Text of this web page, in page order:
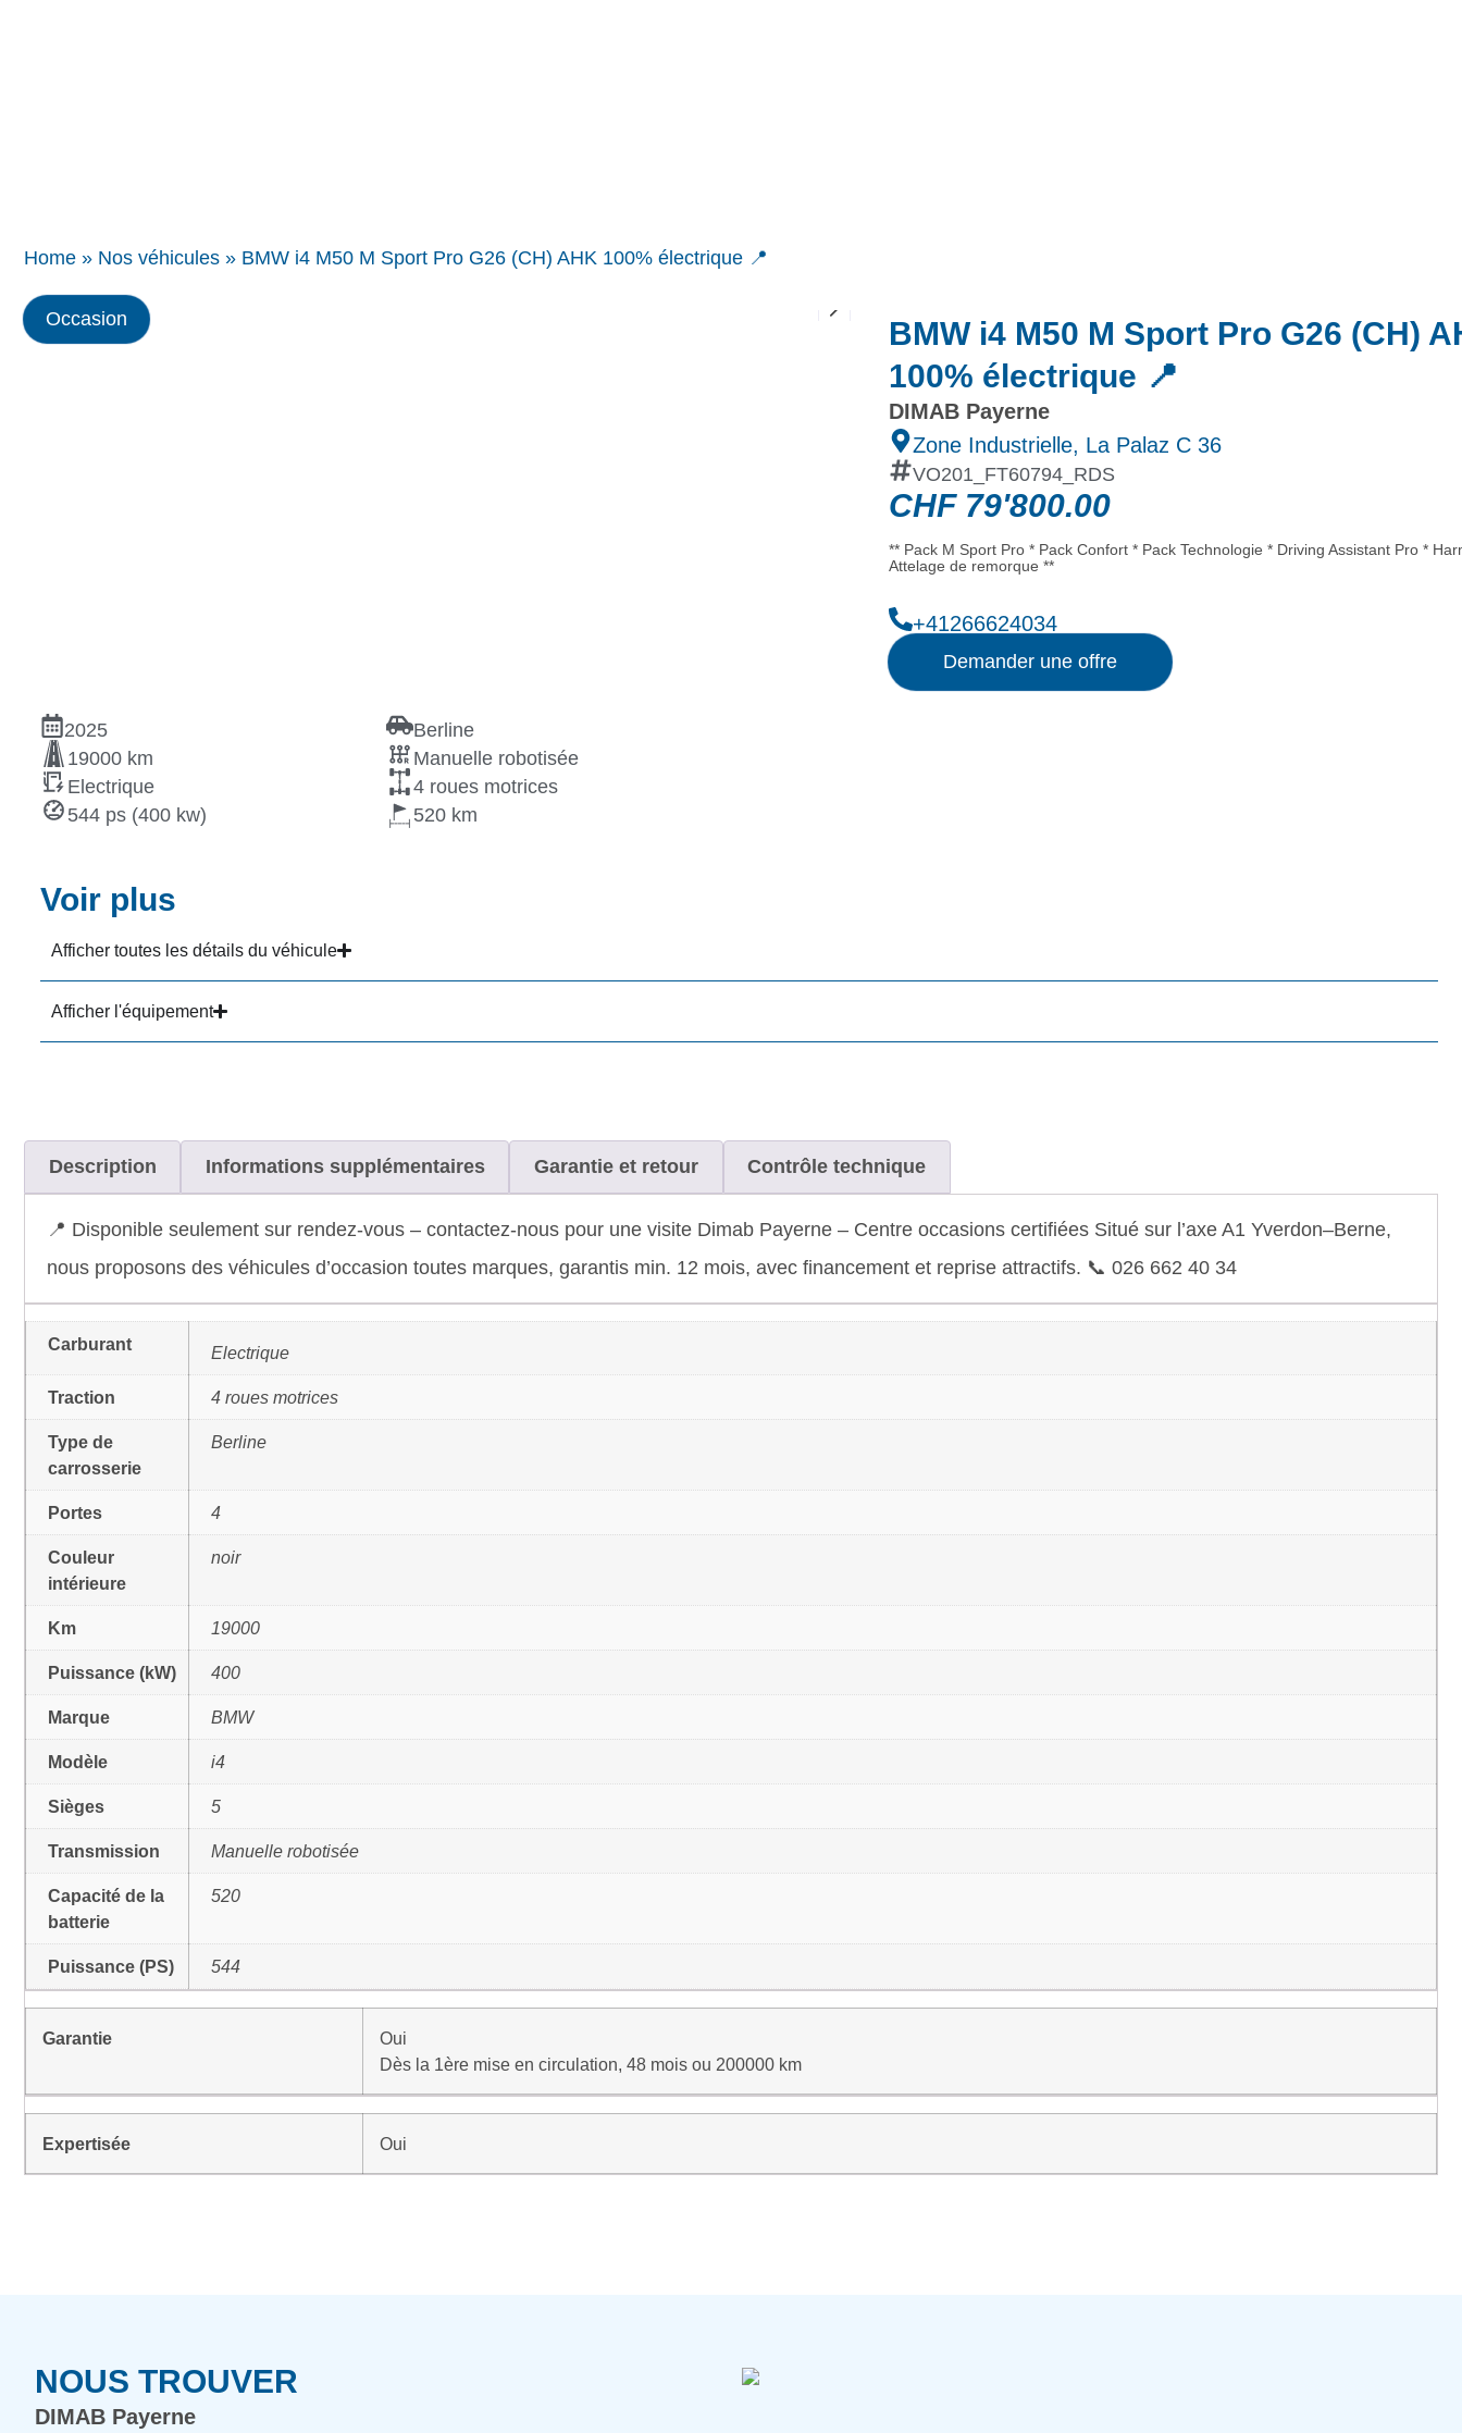
Home » Nos véhicules » BMW i4 M50 M Sport Pro G26 (CH) AHK 100% électrique 📍
Occasion
BMW i4 M50 M Sport Pro G26 (CH)
100% électrique 📍
DIMAB Payerne
Zone Industrielle, La Palaz C 36
VO201_FT60794_RDS
CHF79'800.00
** Pack M Sport Pro * Pack Confort * Pack Technologie * Driving Assistant Pro *
Attelage de remorque **
+41266624034
Demander une offre
2025
Berline
19000 km
Manuelle robotisée
Electrique
4 roues motrices
544 ps (400 kw)
520
Voir plus
Afficher toutes les détails du véhicule
Afficher l'équipement
Description Informations supplémentaires Garantie et retour Contrôle technique
📍 Disponible seulement sur rendez-vous – contactez-nous pour une visite Dimab Payerne – Centre occasions certifiées Situé sur l’axe A1 Yverdon–Berne,
nous proposons des véhicules d’occasion toutes marques, garantis min. 12 mois, avec financement et reprise attractifs. 📞 026 662 40 34
Carburant Electrique
Traction 4 roues motrices
Type de
carrosserie
Berline
Portes 4
Couleur
intérieure
noir
Km 19000
Puissance (kW) 400
Marque BMW
Modèle i4
Sièges 5
Transmission Manuelle robotisée
Capacité de la
batterie
520
Puissance (PS) 544
Garantie
Oui
Dès la 1ère mise en circulation, 48 mois ou 200000 km
Expertisée Oui
NOUS TROUVER
DIMAB Payerne